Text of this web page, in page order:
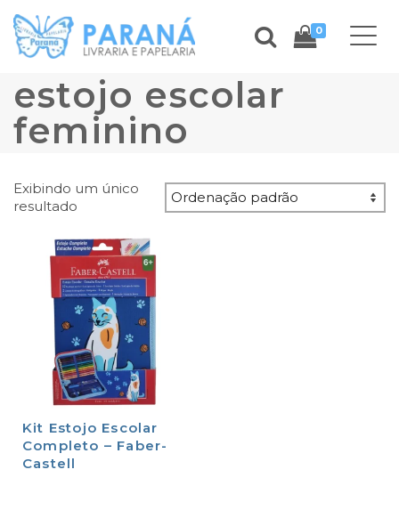
0
estojo escolar
feminino
Exibindo um único
resultado
Kit Estojo Escolar
Completo – Faber-
Castell